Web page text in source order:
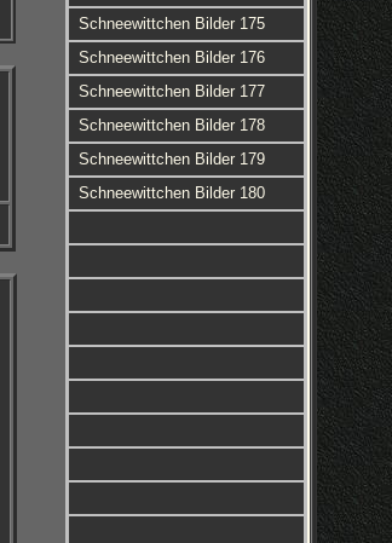
Schneewittchen Bilder 175
Schneewittchen Bilder 176
Schneewittchen Bilder 177
Schneewittchen Bilder 178
Schneewittchen Bilder 179
Schneewittchen Bilder 180